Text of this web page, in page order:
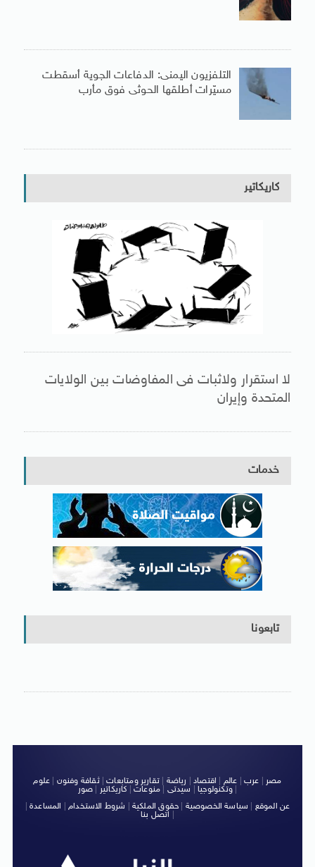
التلفزيون اليمنى: الدفاعات الجوية أسقطت
مسيّرات أطلقها الحوثى فوق مأرب
كاريكاتير
لا استقرار ولاثبات فى المفاوضات بين الولايات
المتحدة وإيران
خدمات
تابعونا
مصر عرب عالم اقتصاد رياضة |تقارير ومتابعات|ثقافة وفنون
علوم
وتكنولوجيا| سيدتى منوعات كاريكاتير صور
|
عن الموقع
سياسة الخصوصية حقوق الملكية شروط الاستخدام| المساعدة|
اتصل بنا